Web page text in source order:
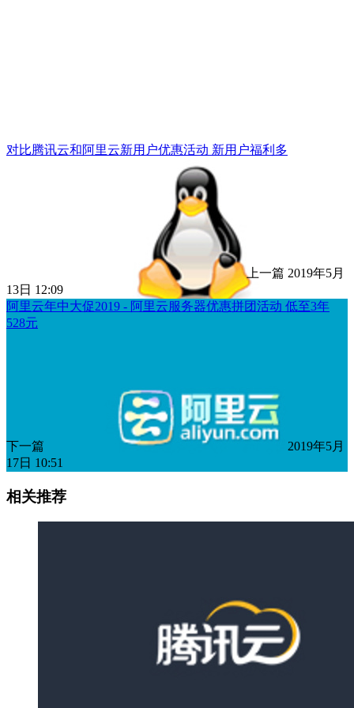
对比腾讯云和阿里云新用户优惠活动 新用户福利多
上一篇 2019年5月
13日 12:09
阿里云年中大促2019 - 阿里云服务器优惠拼团活动 低至3年
528元
下一篇
2019年5月
17日 10:51
相关推荐